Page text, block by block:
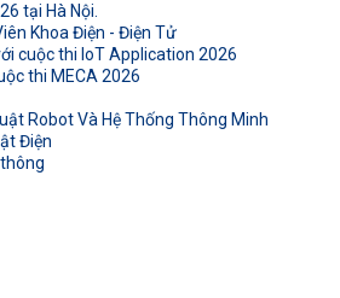
tại Hà Nội.
Khoa Điện - Điện Tử
cuộc thi IoT Application 2026
thi MECA 2026
Robot Và Hệ Thống Thông Minh
Điện